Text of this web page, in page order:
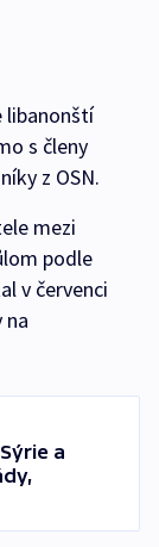
libanonští
s členy
z OSN.
mezi
podle
v červenci
na
a